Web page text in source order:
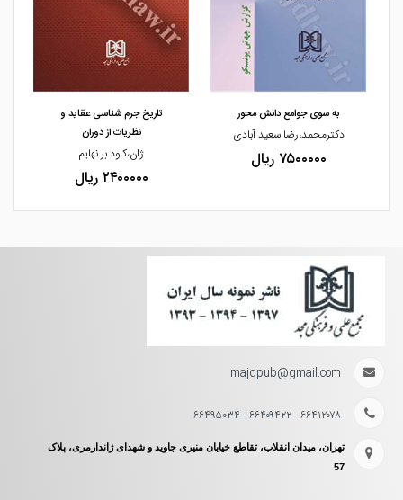
مشاهده و خرید
به سوی جوامع دانش محور
دکترمحمد،رضا سعید آبادی
۷۵۰۰۰۰۰ ریال
تاریخ جرم شناسی عقاید و
نظریات از دوران
ژان،کلود بر نهایم
۲۴۰۰۰۰۰ ریال
majdpub@gmail.com
۶۶۴۱۲۰۷۸ - ۶۶۴۰۹۴۲۲ - ۶۶۴۹۵۰۳۴
تهران، میدان انقلاب، تقاطع خیابان منیری جاوید و شهدای ژاندارمری، پلاک
57